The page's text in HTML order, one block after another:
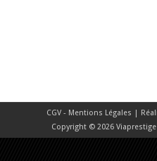
CGV - Mentions Légales |
Copyright © 2026